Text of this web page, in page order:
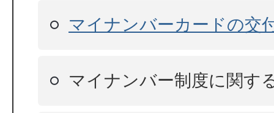
マイナンバーカードの交
マイナンバー制度に関す